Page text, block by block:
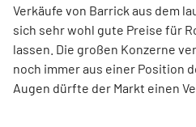
Verkäufe von Barrick aus dem
sich sehr wohl gute Preise für
lassen. Die großen Konzerne
noch immer aus einer Position
Augen dürfte der Markt einen